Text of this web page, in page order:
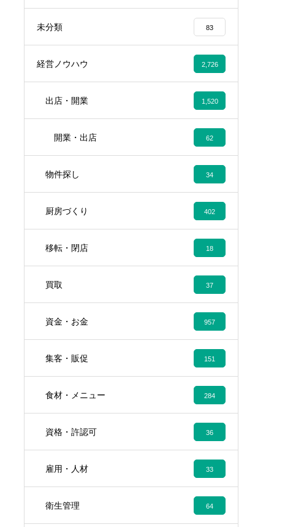
未分類 83
経営ノウハウ 2,726
出店・開業 1,520
開業・出店 62
物件探し 34
厨房づくり 402
移転・閉店 18
買取 37
資金・お金 957
集客・販促 151
食材・メニュー 284
資格・許認可 36
雇用・人材 33
衛生管理 64